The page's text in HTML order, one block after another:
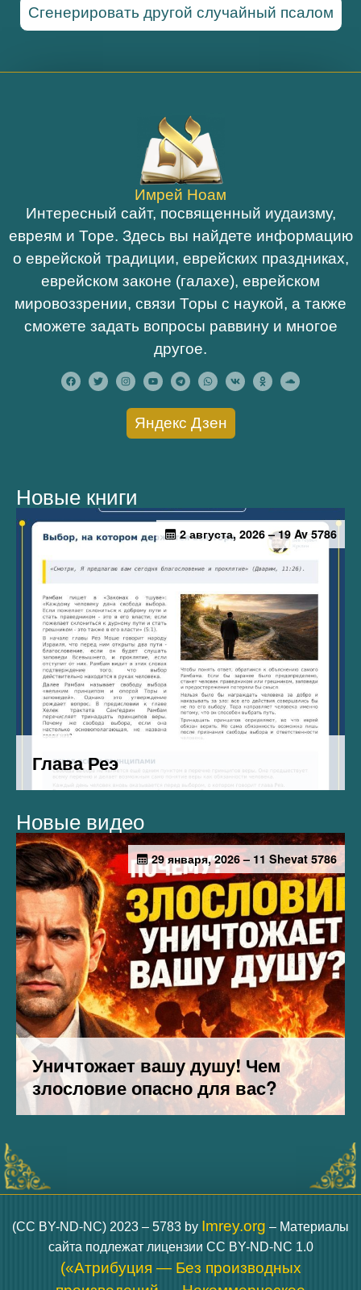
Сгенерировать другой случайный псалом
Имрей Ноам
Интересный сайт, посвященный иудаизму,
евреям и Торе. Здесь вы найдете информацию
о еврейской традиции, еврейских праздниках,
еврейском законе (галахе), еврейском
мировоззрении, связи Торы с наукой, а также
сможете задать вопросы раввину и многое
другое.
Яндекс Дзен
Новые книги
Новые видео
(CC BY-ND-NC) 2023 – 5783 by Imrey.org – Материалы
сайта подлежат лицензии CC BY-ND-NC 1.0
(«Атрибуция — Без производных